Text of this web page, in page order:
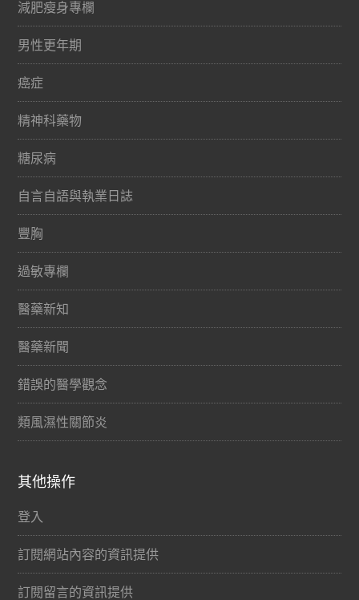
減肥瘦身專欄
男性更年期
癌症
精神科藥物
糖尿病
自言自語與執業日誌
豐胸
過敏專欄
醫藥新知
醫藥新聞
錯誤的醫學觀念
類風濕性關節炎
其他操作
登入
訂閱網站內容的資訊提供
訂閱留言的資訊提供